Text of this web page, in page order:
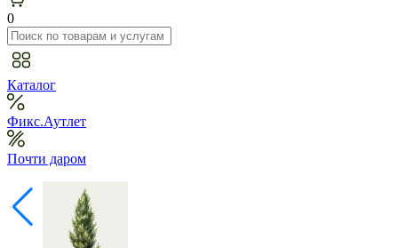
0
Каталог
Фикс.Аутлет
Почти даром